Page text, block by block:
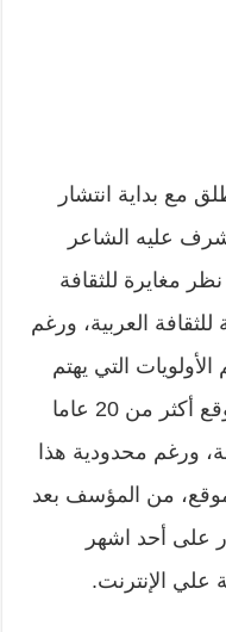
مع بداية انتشار
عليه الشاعر
مغايرة للثقافة
العربية، ورغم
التي يهتم
بها الدعم المادي، فقد استمر الموقع أكثر من 20 عاما
ورغم محدودية هذا
من المؤسف بعد
على أحد اشهر
علي الإنترنت.